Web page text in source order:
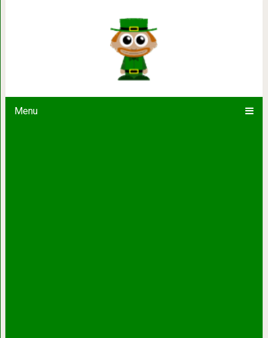
Menu
Ещё 16 изобретений, без которых